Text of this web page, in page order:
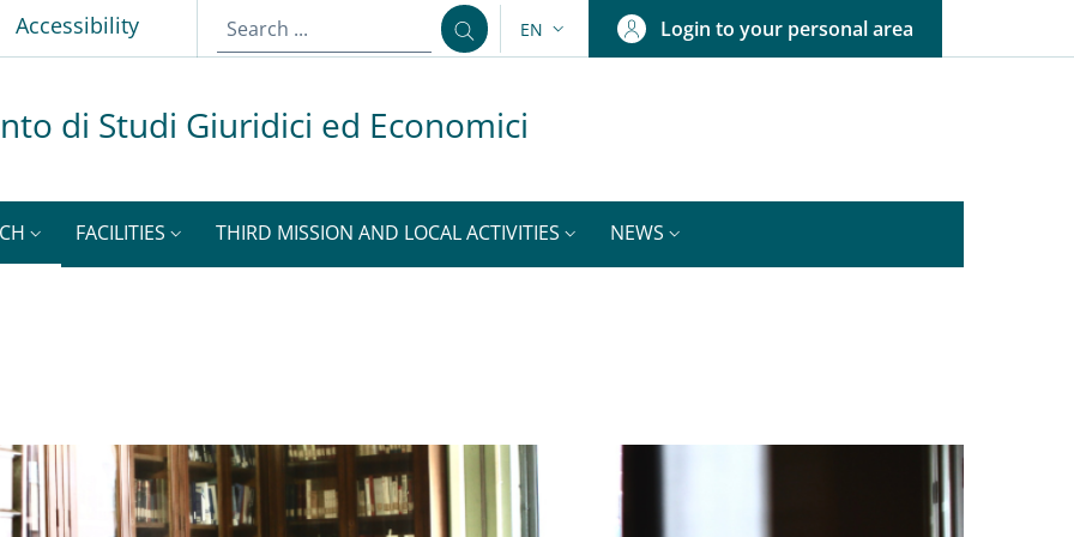
Accessibility
LANGUAGE SWITCHER: CURRENT LANGUAGE
EN Login to your personal area
di Studi Giuridici ed Economici
FACILITIES THIRD MISSION AND LOCAL ACTIVITIES NEWS